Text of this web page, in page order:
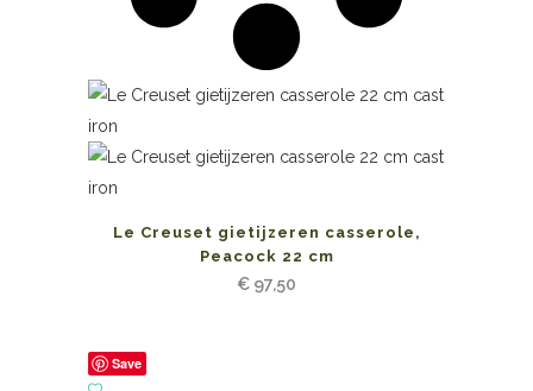
Le Creuset gietijzeren casserole,
Peacock 22 cm
€ 97,50
Save